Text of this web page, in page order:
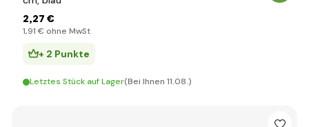
2,27 €
1,91 € ohne MwSt
+ 2 Punkte
Letztes Stück auf Lager(Bei Ihnen 11.08.)